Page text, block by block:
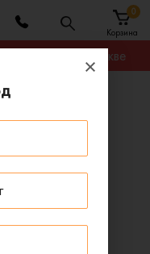
Корзина
0
оправу в Москве
00099 52H